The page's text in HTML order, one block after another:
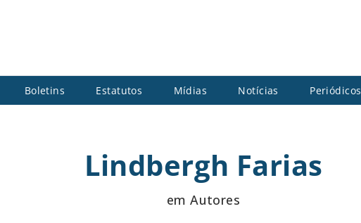
Boletins Estatutos Mídias Notícias Periódicos
Lindbergh Farias
em Autores